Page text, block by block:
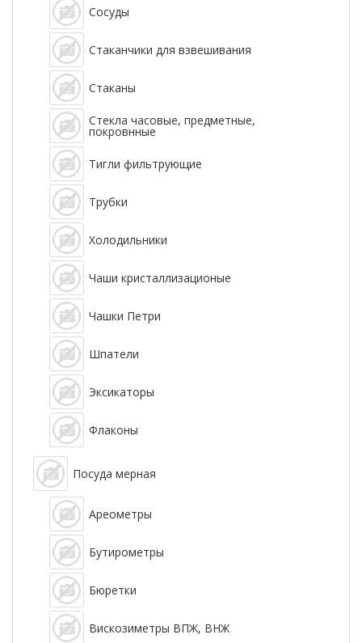
Сосуды
Стаканчики для взвешивания
Стаканы
Стекла часовые, предметные,
покровнные
Тигли фильтрующие
Трубки
Холодильники
Чаши кристаллизационые
Чашки Петри
Шпатели
Эксикаторы
Флаконы
Посуда мерная
Ареометры
Бутирометры
Бюретки
Вискозиметры ВПЖ, ВНЖ